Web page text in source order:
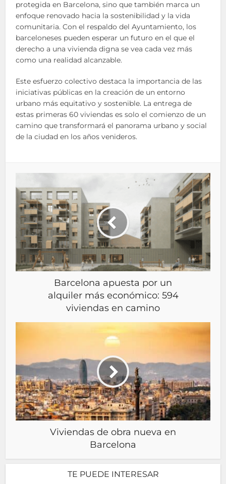
protegida en Barcelona, sino que también marca un
enfoque renovado hacia la sostenibilidad y la vida
comunitaria. Con el respaldo del Ayuntamiento, los
barceloneses pueden esperar un futuro en el que el
derecho a una vivienda digna se vea cada vez más
como una realidad alcanzable.
Este esfuerzo colectivo destaca la importancia de las
iniciativas públicas en la creación de un entorno
urbano más equitativo y sostenible. La entrega de
estas primeras 60 viviendas es solo el comienzo de un
camino que transformará el panorama urbano y social
de la ciudad en los años venideros.
Barcelona apuesta por un
alquiler más económico: 594
viviendas en camino
Viviendas de obra nueva en
Barcelona
TE PUEDE INTERESAR